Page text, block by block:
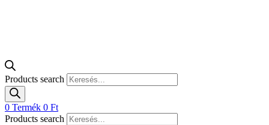
Products search
0 Termék 0 Ft
Products search